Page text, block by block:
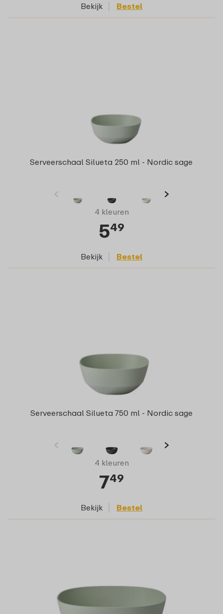
Bekijk Bestel
Serveerschaal Silueta 250 ml - Nordic sage
4 kleuren
549
Bekijk Bestel
Serveerschaal Silueta 750 ml - Nordic sage
4 kleuren
749
Bekijk Bestel